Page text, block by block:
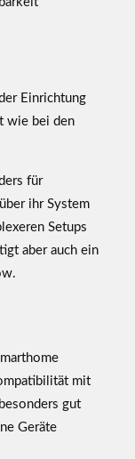
Einrichtung
wie bei den
für
ihr System
Setups
aber auch ein
mit
gut
Geräte